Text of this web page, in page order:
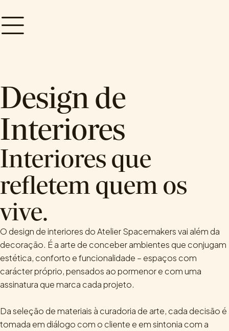
Design de
Interiores
Interiores que
refletem quem os
vive.
O design de interiores do Atelier Spacemakers vai além da
decoração. É a arte de conceber ambientes que conjugam
estética, conforto e funcionalidade – espaços com
carácter próprio, pensados ao pormenor e com uma
assinatura que marca cada projeto.
Da seleção de materiais à curadoria de arte, cada decisão é
tomada em diálogo com o cliente e em sintonia com a